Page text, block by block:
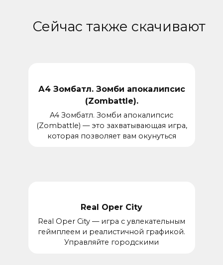
Сейчас также скачивают
А4 Зомбатл. Зомби апокалипсис
(Zombattle).
A4 Зомбатл. Зомби апокалипсис
(Zombattle) — это захватывающая игра,
которая позволяет вам окунуться
Real Oper City
Real Oper City — игра с увлекательным
геймплеем и реалистичной графикой.
Управляйте городскими